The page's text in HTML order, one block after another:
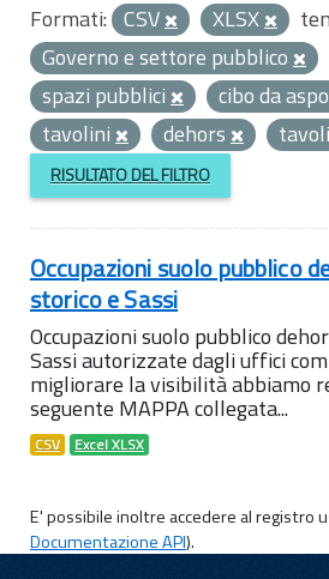
Formati: CSV XLSX
Governo e settore pubblico
spazi pubblici
cibo da
tavolini
dehors tavoli
RISULTATO DEL FILTRO
Occupazioni suolo pubblico
storico e Sassi
Occupazioni suolo pubblico
Sassi autorizzate dagli uffici
migliorare la visibilità abbiamo
seguente MAPPA collegata...
CSV Excel XLSX
E' possibile inoltre accedere al registro
Documentazione API).